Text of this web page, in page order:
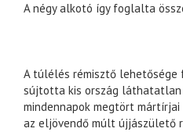
A négy alkotó így foglalta
A túlélés rémisztő
sújtotta kis ország láthatatlan
mindennapok megtört
az eljövendő múlt újjászülető